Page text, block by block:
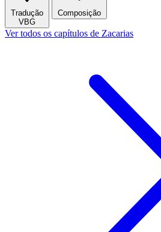
Tradução
VBG
Composição
Ver todos os capítulos de Zacarias